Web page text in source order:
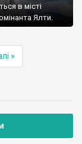
в місті
Ялти.
»